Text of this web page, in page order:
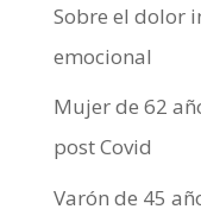
Sobre el dolor
emocional
Mujer de 62
post Covid
Varón de 45